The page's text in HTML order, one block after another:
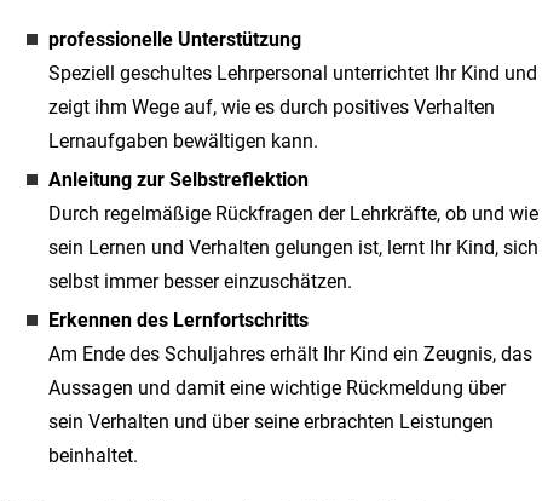
professionelle Unterstützung
Speziell geschultes Lehrpersonal unterrichtet Ihr Kind und
zeigt ihm Wege auf, wie es durch positives Verhalten
Lernaufgaben bewältigen kann.
Anleitung zur Selbstreflektion
Durch regelmäßige Rückfragen der Lehrkräfte, ob und wie
sein Lernen und Verhalten gelungen ist, lernt Ihr Kind, sich
selbst immer besser einzuschätzen.
Erkennen des Lernfortschritts
Am Ende des Schuljahres erhält Ihr Kind ein Zeugnis, das
Aussagen und damit eine wichtige Rückmeldung über
sein Verhalten und über seine erbrachten Leistungen
beinhaltet.